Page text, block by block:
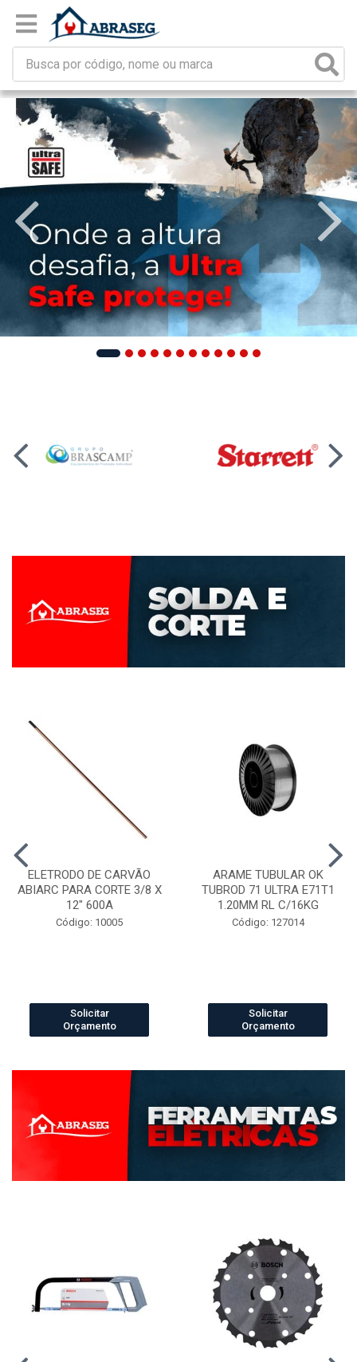
ELETRODO DE CARVÃO
ABIARC PARA CORTE 3/8 X
12" 600A
Código: 10005
Solicitar
Orçamento
ARAME TUBULAR OK
TUBROD 71 ULTRA E71T1
1.20MM RL C/16KG
Código: 127014
Solicitar
Orçamento